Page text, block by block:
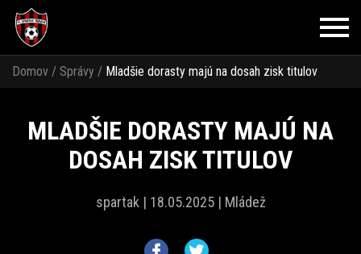
Domov / Správy / Mladšie dorasty majú na dosah zisk titulov
MLADŠIE DORASTY MAJÚ NA
DOSAH ZISK TITULOV
spartak | 18.05.2025 | Mládež